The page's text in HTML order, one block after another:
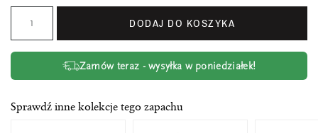
DODAJ DO KOSZYKA
Zamów teraz - wysyłka w poniedziałek!
Sprawdź inne kolekcje tego zapachu